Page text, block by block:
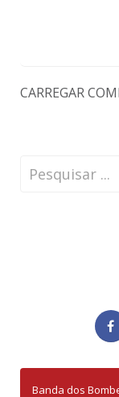
CARREGAR
Banda dos